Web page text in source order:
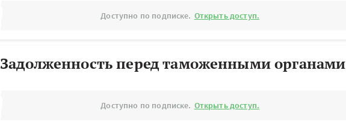
Доступно по подписке. Открыть доступ.
Задолженность перед таможенными органами
Доступно по подписке. Открыть доступ.